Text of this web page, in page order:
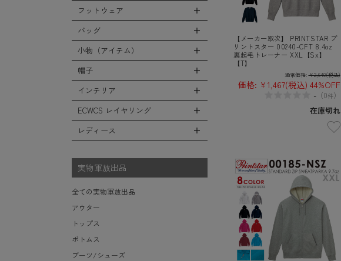
【メーカー取次】 PRINTSTAR プ
リントスター 00240-CFT 8.4oz
裏起毛トレーナー XXL【Sx】
【T】
通常価格: ¥2,640(税込)
価格: ¥1,467(税込) 44%OFF
-（0件）
在庫切れ
フライトジャケット
M-65ジャケット
タンカースジャケット
コート
フリースジャケット
レザーアウター
ジャケットライナー
モッズコート
Tシャツ
シャツ
スウェット/パーカー
セーター/カーディガン
ベスト
タンクトップ
全てのボトムス
カーゴパンツ
デニムパンツ
チノ，ワークパンツ
ファティーグパンツ
ナイロンパンツ
スウェットパンツ
ショートパンツ
アンダー（下着）
フットウェア
全てのフットウェア
ブーツ
シューズ・スニーカー
サンダル
レインシューズ・ブーツ
ソックス/靴下
バッグ
全てのバッグ
リュックサック
ショルダーバッグ
ヘルメットバッグ
トートバッグ
ダッフルバッグ
ボストンバッグ
ポーチ/ケース/etc
スーツケース/キャリーバッグ
ビジネスバッグ
小物（アイテム）
全ての小物（アイテム）
グローブ（手袋）
防寒物（ネックウォーマーetc）
傘/ポンチョ
ミリタリーウォッチ
サングラス・ゴーグル
帽子
全ての帽子
キャップ
ハット
ニット帽（ビーニー）
ベレー帽
ハンチング
キャスケット
その他
インテリア
全てのインテリア
デスク、椅子、家具
ボックス/ガソリン缶/etc
生地・テントシェル
ECWCS レイヤリング
全てのECWCS
ミッドベースレイヤー Level.2
ウィンドレイヤー Level.4
ソフトシェルレイヤー Level.5
ハードシェルレイヤー Level.6
アウターレイヤー Level.7
レディース
実物軍放出品
全ての実物軍放出品
アウター
トップス
ボトムス
ブーツ/シューズ